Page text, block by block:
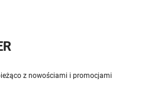
z nowościami i promocjami